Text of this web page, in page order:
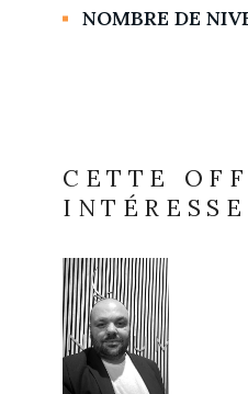
NOMBRE DE
CETTE
INTÉRESSE